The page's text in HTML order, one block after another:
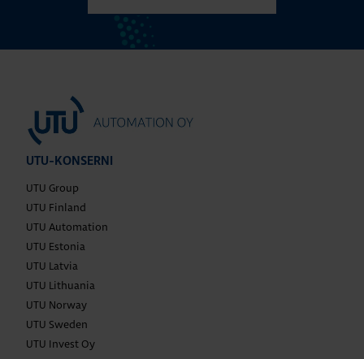
UTU-KONSERNI
UTU Group
UTU Finland
UTU Automation
UTU Estonia
UTU Latvia
UTU Lithuania
UTU Norway
UTU Sweden
UTU Invest Oy